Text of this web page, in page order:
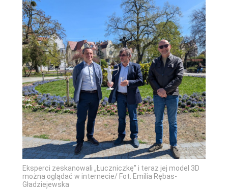
Eksperci zeskanowali „Łuczniczkę” i teraz jej model 3D
można oglądać w internecie/ Fot. Emilia Rębas-
Gładziejewska